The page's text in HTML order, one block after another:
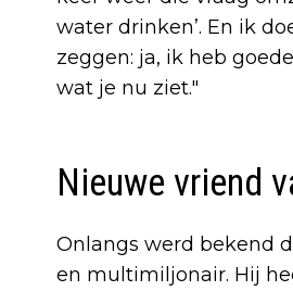
water drinken’. En ik
zeggen: ja, ik heb
wat je nu ziet."
Nieuwe vriend
Onlangs werd bekend
en multimiljonair. Hij